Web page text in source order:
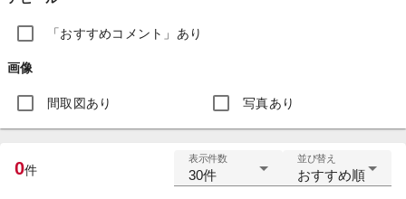
「おすすめコメント」あり
画像
間取図あり 写真あり
0件
表示件数
30件
並び替え
おすすめ順